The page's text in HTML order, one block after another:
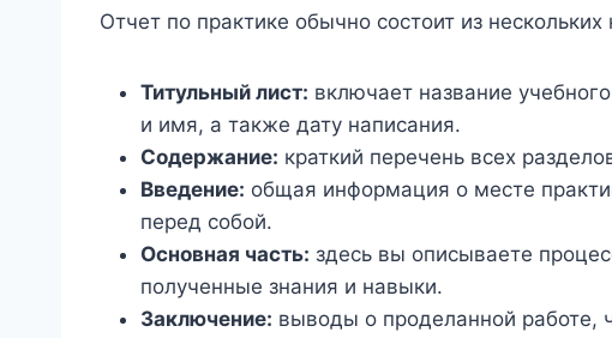
Отчет по практике обычно состоит из
Титульный лист: включает название
и имя, а также дату написания.
Содержание: краткий перечень всех
Введение: общая информация о месте
перед собой.
Основная часть: здесь вы описываете
полученные знания и навыки.
Заключение: выводы о проделанной работе,